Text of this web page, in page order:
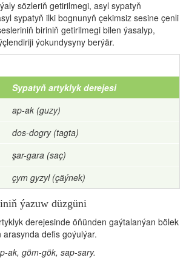
sözleriň getirilmegi, asyl sypatyň
sypatyň ilki bognunyň çekimsiz sesine çenli
biriniň getirilmegi bilen ýasalyp,
ýokundysyny berýär.
Sypatyň artyklyk derejesi
ap-ak (guzy)
dos-dogry (tagta)
şar-gara (saç)
çym gyzyl (çäýnek)
ýazuw düzgüni
derejesinde öňünden gaýtalanýan bölek
arasynda defis goýulýar.
ak, göm-gök, sap-sary.